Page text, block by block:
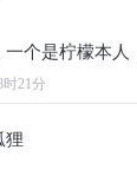
时21分
狸